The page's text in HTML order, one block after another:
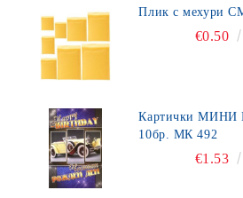
€0.50
Картички МИНИ ПЕНТАГРАМ К-т
10бр. МК 492
€1.53